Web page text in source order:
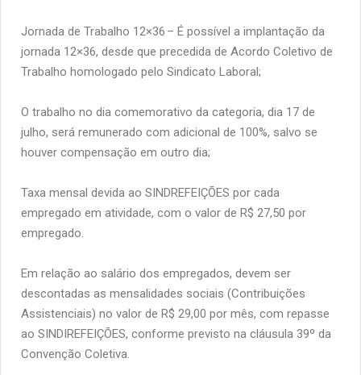
Jornada de Trabalho 12×36 – É possível a implantação da
jornada 12×36, desde que precedida de Acordo Coletivo de
Trabalho homologado pelo Sindicato Laboral;
O trabalho no dia comemorativo da categoria, dia 17 de
julho, será remunerado com adicional de 100%, salvo se
houver compensação em outro dia;
Taxa mensal devida ao SINDREFEIÇÕES por cada
empregado em atividade, com o valor de R$ 27,50 por
empregado.
Em relação ao salário dos empregados, devem ser
descontadas as mensalidades sociais (Contribuições
Assistenciais) no valor de R$ 29,00 por mês, com repasse
ao SINDIREFEIÇÕES, conforme previsto na cláusula 39º da
Convenção Coletiva.